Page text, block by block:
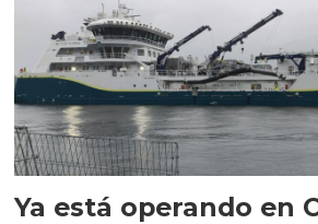
Ya está operando en